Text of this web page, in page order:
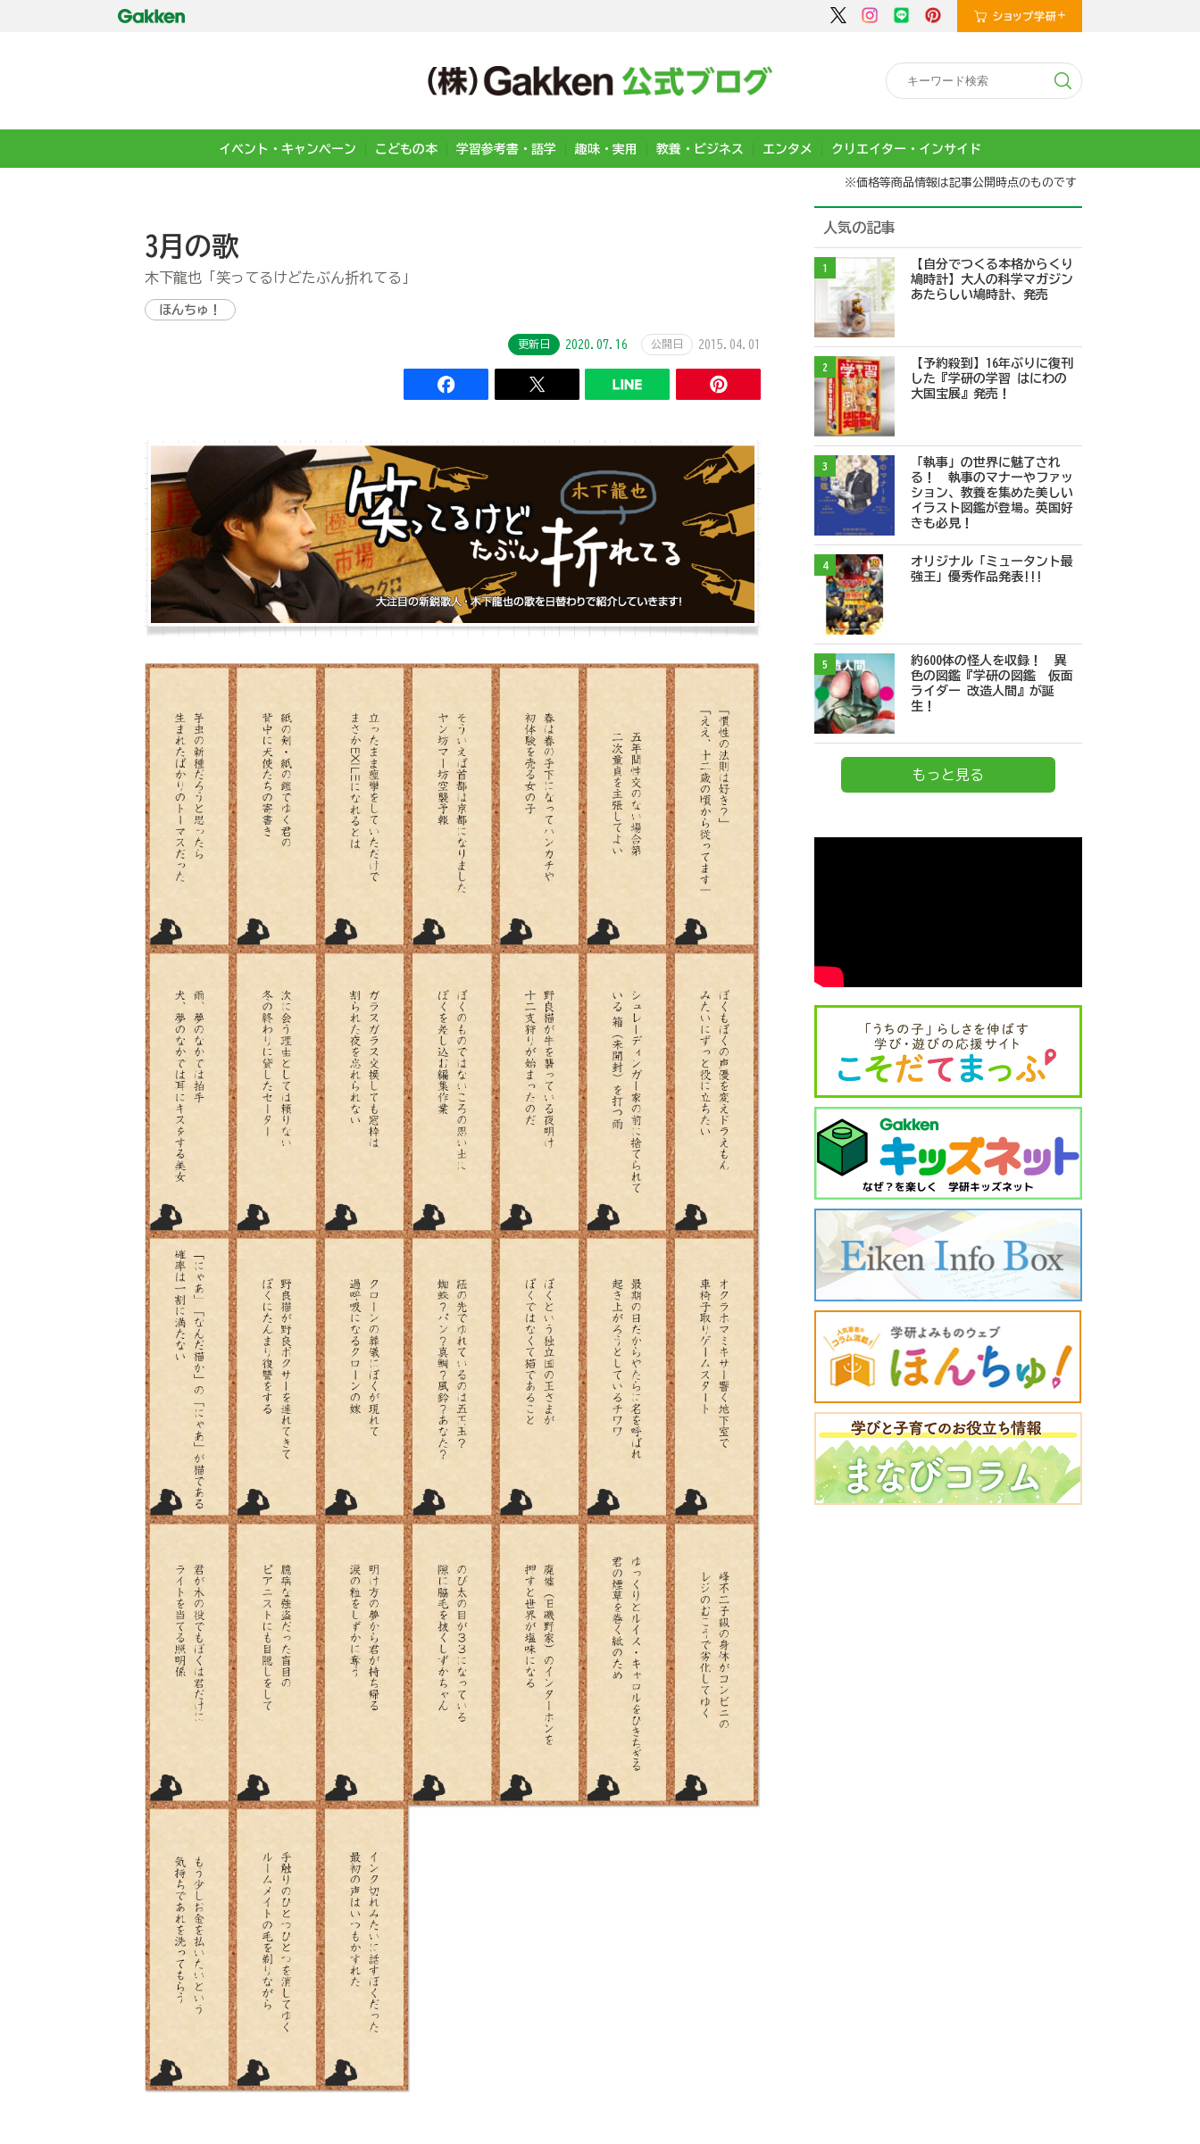
イベント・キャンペーン こどもの本 学習参考書・語学 趣味・実用 教養・ビジネス エンタメ クリエイター・インサイド
※価格等商品情報は記事公開時点のものです
3月の歌
木下龍也「笑ってるけどたぶん折れてる」
ほんちゅ！
更新日 2020.07.16 公開日 2015.04.01
人気の記事
1
【自分でつくる本格からくり
鳩時計】大人の科学マガジン
あたらしい鳩時計、発売
2
【予約殺到】16年ぶりに復刊
した『学研の学習 はにわの
大国宝展』発売！
3
「執事」の世界に魅了され
る！ 執事のマナーやファッ
ション、教養を集めた美しい
イラスト図鑑が登場。英国好
きも必見！
4
オリジナル「ミュータント最
強王」優秀作品発表!!!
5
約600体の怪人を収録！ 異
色の図鑑『学研の図鑑 仮面
ライダー 改造人間』が誕
生！
もっと見る